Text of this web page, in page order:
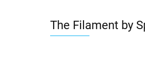
The Filament by